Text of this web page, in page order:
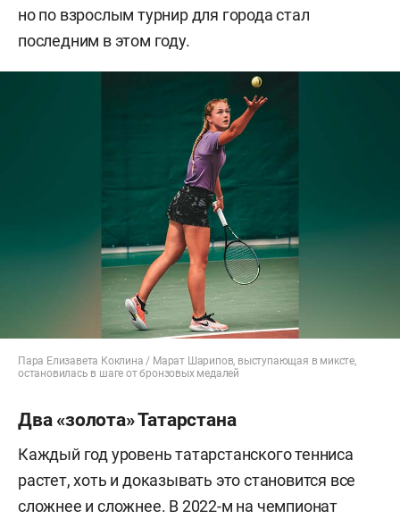
но по взрослым турнир для города стал
последним в этом году.
Пара Елизавета Коклина / Марат Шарипов, выступающая в миксте,
остановилась в шаге от бронзовых медалей
Два «золота» Татарстана
Каждый год уровень татарстанского тенниса
растет, хоть и доказывать это становится все
сложнее и сложнее. В 2022-м на чемпионат